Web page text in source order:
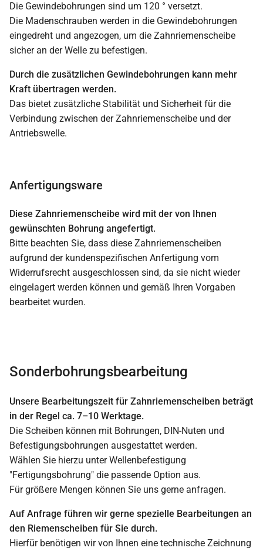
Die Gewindebohrungen sind um 120 ° versetzt.
Die Madenschrauben werden in die Gewindebohrungen
eingedreht und angezogen, um die Zahnriemenscheibe
sicher an der Welle zu befestigen.
Durch die zusätzlichen Gewindebohrungen kann mehr
Kraft übertragen werden.
Das bietet zusätzliche Stabilität und Sicherheit für die
Verbindung zwischen der Zahnriemenscheibe und der
Antriebswelle.
Anfertigungsware
Diese Zahnriemenscheibe wird mit der von Ihnen
gewünschten Bohrung angefertigt.
Bitte beachten Sie, dass diese Zahnriemenscheiben
aufgrund der kundenspezifischen Anfertigung vom
Widerrufsrecht ausgeschlossen sind, da sie nicht wieder
eingelagert werden können und gemäß Ihren Vorgaben
bearbeitet wurden.
Sonderbohrungsbearbeitung
Unsere Bearbeitungszeit für Zahnriemenscheiben beträgt
in der Regel ca. 7–10 Werktage.
Die Scheiben können mit Bohrungen, DIN-Nuten und
Befestigungsbohrungen ausgestattet werden.
Wählen Sie hierzu unter Wellenbefestigung
"Fertigungsbohrung" die passende Option aus.
Für größere Mengen können Sie uns gerne anfragen.
Auf Anfrage führen wir gerne spezielle Bearbeitungen an
den Riemenscheiben für Sie durch.
Hierfür benötigen wir von Ihnen eine technische Zeichnung